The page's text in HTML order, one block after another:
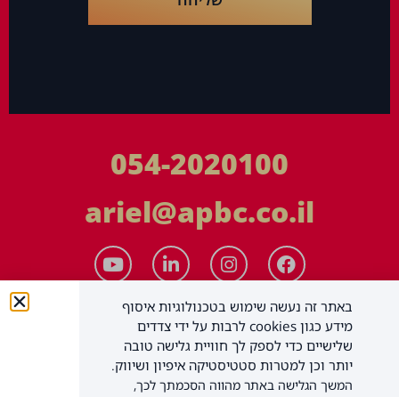
054-2020100
ariel@apbc.co.il
באתר זה נעשה שימוש בטכנולוגיות איסוף
מידע כגון cookies לרבות על ידי צדדים
שלישיים כדי לספק לך חוויית גלישה טובה
יותר וכן למטרות סטטיסטיקה איפיון ושיווק.
המשך הגלישה באתר מהווה הסכמתך לכך,